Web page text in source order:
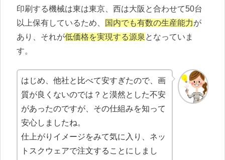
印刷する機械は東は東京、西は大阪と合わせて50台
以上保有しているため、
国内でも有数の生産能力が
あり、それが低価格を実現する源泉 となっていま
す。
はじめ、他社と比べて安すぎたので、画
質が良くないのでは？と漠然とした不安
があったのですが、その仕組みを知って
安心しましたね。
仕上がりイメージをみて気に入り、ネッ
トスクウェアで注文することにしまし